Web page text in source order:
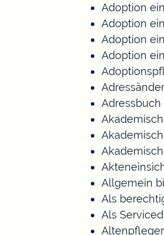
Adoption
Adoption
Adoption
Adoption
Adressbuch
Allgemein
Als
Als